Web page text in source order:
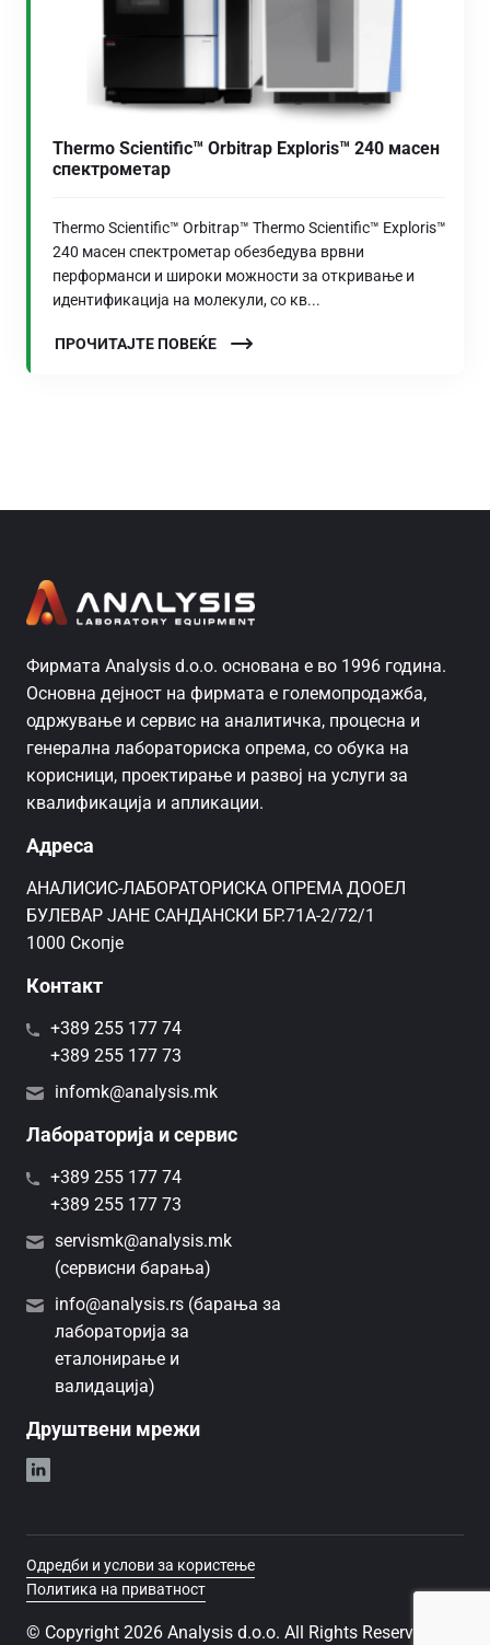
Thermo Scientific™ Orbitrap Exploris™ 240 масен
спектрометар
Thermo Scientific™ Orbitrap™ Thermo Scientific™ Exploris™
240 масен спектрометар обезбедува врвни
перформанси и широки можности за откривање и
идентификација на молекули, со кв...
ПРОЧИТАЈТЕ ПОВЕЌЕ
Фирмата Analysis d.o.o. основана е во 1996 година.
Основна дејност на фирмата е големопродажба,
одржување и сервис на аналитичка, процесна и
генерална лабораториска опрема, со обука на
корисници, проектирање и развој на услуги за
квалификација и апликации.
Адреса
AНАЛИСИС-ЛАБОРАТОРИСКА ОПРЕМА ДООЕЛ
БУЛЕВАР ЈАНЕ САНДАНСКИ БР.71А-2/72/1
1000 Скопје
Контакт
+389 255 177 74
+389 255 177 73
infomk@analysis.mk
Лабораторија и сервис
+389 255 177 74
+389 255 177 73
servismk@analysis.mk
(сервисни барања)
info@analysis.rs (барања за
лабораторија за
еталонирање и
валидација)
Друштвени мрежи
Одредби и услови за користење
Политика на приватност
© Copyright 2026 Analysis d.o.o. All Rights Reserved.